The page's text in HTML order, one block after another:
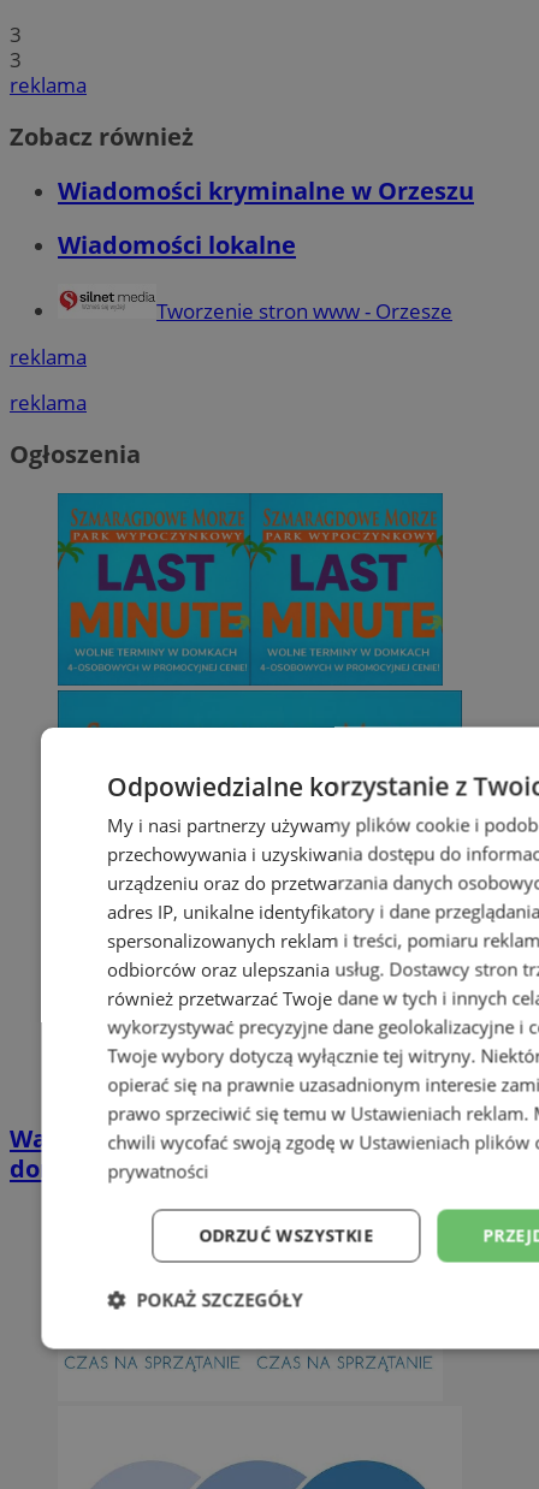
3
3
reklama
Zobacz również
Wiadomości kryminalne w Orzeszu
Wiadomości lokalne
Tworzenie stron www - Orzesze
reklama
reklama
Ogłoszenia
Wakacyjny wypoczynek nad Bałtykiem w
domkach Szmaragdowe Morze
Odpowiedzialne korzystanie z
My i nasi partnerzy używamy plików cookie i
przechowywania i uzyskiwania dostępu do
urządzeniu oraz do przetwarzania danych
adres IP, unikalne identyfikatory i dane
spersonalizowanych reklam i treści, pomiaru
odbiorców oraz ulepszania usług. Dostawcy stron
również przetwarzać Twoje dane w tych i innych
wykorzystywać precyzyjne dane geolokalizacyjne i
Twoje wybory dotyczą wyłącznie tej witryny.
opierać się na prawnie uzasadnionym interesie
prawo sprzeciwić się temu w Ustawieniach reklam.
chwili wycofać swoją zgodę w Ustawieniach plików
prywatności
ODRZUĆ WSZYSTKIE
POKAŻ SZCZEGÓŁY
Niezbędne Wydajność